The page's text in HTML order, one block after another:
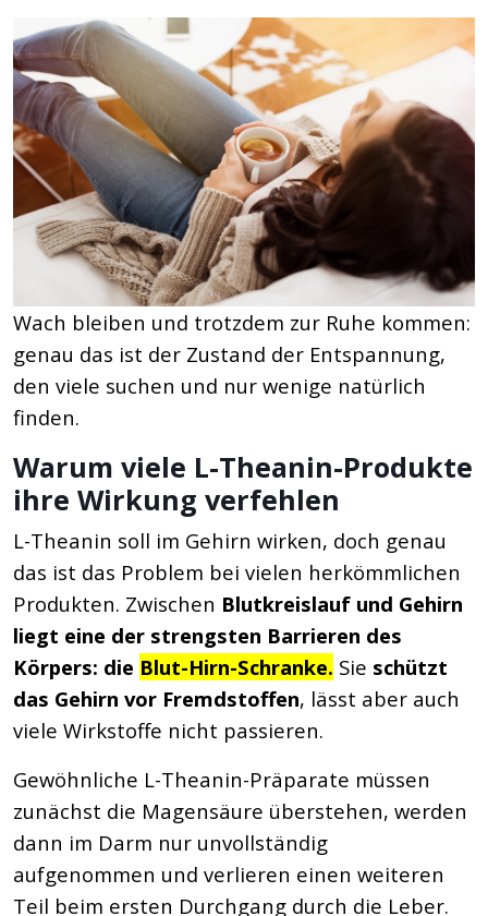
Wach bleiben und trotzdem zur Ruhe kommen:
genau das ist der Zustand der Entspannung,
den viele suchen und nur wenige natürlich
finden.
Warum viele L-Theanin-Produkte
ihre Wirkung verfehlen
L-Theanin soll im Gehirn wirken, doch genau
das ist das Problem bei vielen herkömmlichen
Produkten. Zwischen Blutkreislauf und Gehirn
liegt eine der strengsten Barrieren des
Körpers: die Blut-Hirn-Schranke. Sie schützt
das Gehirn vor Fremdstoffen, lässt aber auch
viele Wirkstoffe nicht passieren.
Gewöhnliche L-Theanin-Präparate müssen
zunächst die Magensäure überstehen, werden
dann im Darm nur unvollständig
aufgenommen und verlieren einen weiteren
Teil beim ersten Durchgang durch die Leber.